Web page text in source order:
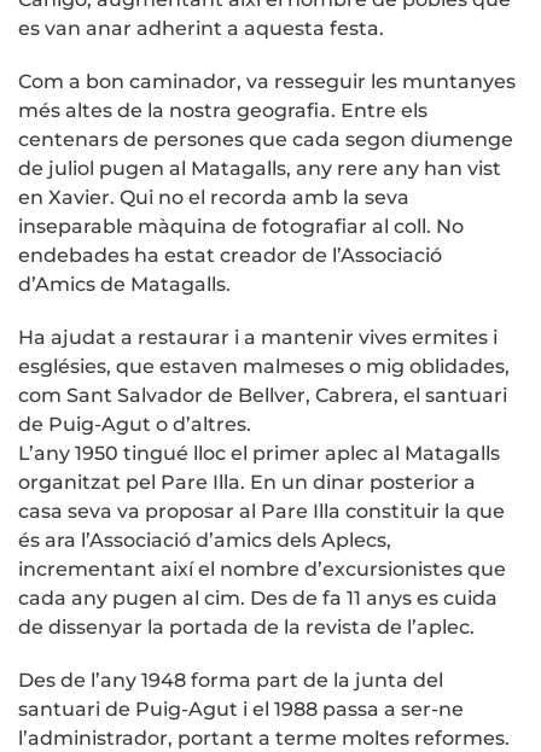
es van anar adherint a aquesta festa.
Com a bon caminador, va resseguir les muntanyes
més altes de la nostra geografia. Entre els
centenars de persones que cada segon diumenge
de juliol pugen al Matagalls, any rere any han vist
en Xavier. Qui no el recorda amb la seva
inseparable màquina de fotografiar al coll. No
endebades ha estat creador de l’Associació
d’Amics de Matagalls.
Ha ajudat a restaurar i a mantenir vives ermites i
esglésies, que estaven malmeses o mig oblidades,
com Sant Salvador de Bellver, Cabrera, el santuari
de Puig-Agut o d’altres.
L’any 1950 tingué lloc el primer aplec al Matagalls
organitzat pel Pare Illa. En un dinar posterior a
casa seva va proposar al Pare Illa constituir la que
és ara l’Associació d’amics dels Aplecs,
incrementant així el nombre d’excursionistes que
cada any pugen al cim. Des de fa 11 anys es cuida
de dissenyar la portada de la revista de l’aplec.
Des de l’any 1948 forma part de la junta del
santuari de Puig-Agut i el 1988 passa a ser-ne
l’administrador, portant a terme moltes reformes.